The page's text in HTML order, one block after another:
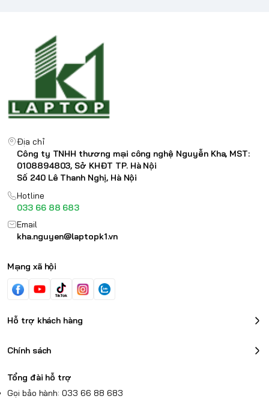
Địa chỉ
Công ty TNHH thương mại công nghệ Nguyễn Kha, MST:
0108894803, Sở KHĐT TP. Hà Nội
Số 240 Lê Thanh Nghị, Hà Nội
Hotline
033 66 88 683
Email
kha.nguyen@laptopk1.vn
Mạng xã hội
Hỗ trợ khách hàng
Chính sách
Tổng đài hỗ trợ
Gọi bảo hành: 033 66 88 683